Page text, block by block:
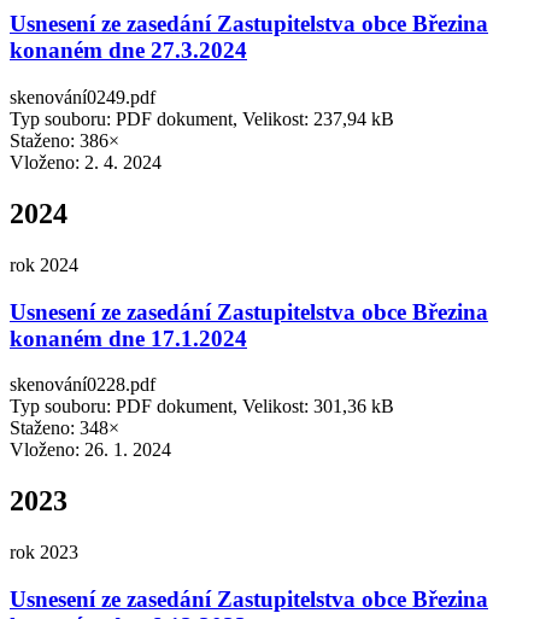
Usnesení ze zasedání Zastupitelstva obce Březina
konaném dne 27.3.2024
skenování0249.pdf
Typ souboru: PDF dokument, Velikost: 237,94 kB
Staženo: 386×
Vloženo: 2. 4. 2024
2024
rok 2024
Usnesení ze zasedání Zastupitelstva obce Březina
konaném dne 17.1.2024
skenování0228.pdf
Typ souboru: PDF dokument, Velikost: 301,36 kB
Staženo: 348×
Vloženo: 26. 1. 2024
2023
rok 2023
Usnesení ze zasedání Zastupitelstva obce Březina